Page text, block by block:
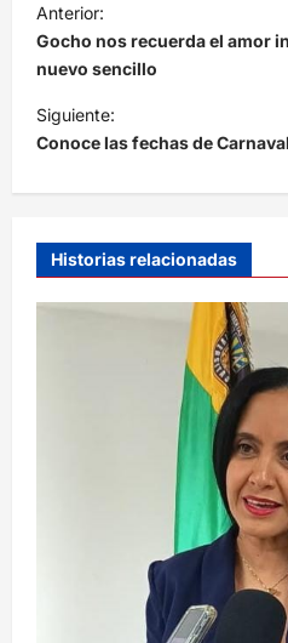
a
v
e
g
a
ó
Anterior:
Gocho nos recuerda el amor
nuevo sencillo
Siguiente:
Conoce las fechas de
Historias relacionadas